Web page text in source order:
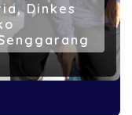
Dinkes